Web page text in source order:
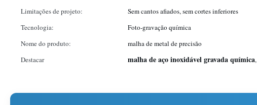
Limitações de projeto:
Sem cantos afiados, sem cortes inferiores
Tecnologia:
Foto-gravação química
Nome do produto:
malha de metal de precisão
Destacar
malha de aço inoxidável gravada química,